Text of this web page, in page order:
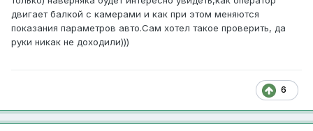
двигает балкой с камерами и как при этом меняются
показания параметров авто.Сам хотел такое проверить, да
руки никак не доходили)))
6